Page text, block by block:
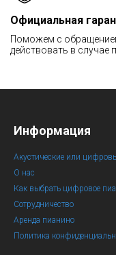
Официальная
Поможем с
действовать в случае
Информация
Акустические или
О нас
Как выбрать цифровое
Сотрудничество
Аренда пианино
Политика